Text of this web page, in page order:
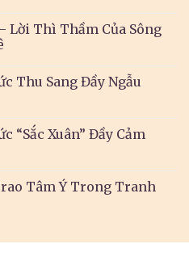
Lời Thì Thầm Của Sông
Thu Sang Đầy Ngẫu
“Sắc Xuân” Đầy Cảm
Tâm Ý Trong Tranh